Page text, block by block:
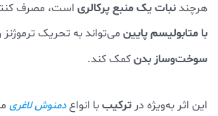
هرچندنبات یک منبع پرکالری است، مصرف
با متابولیسم پایین می‌تواند به تحریک ترموژنز
سوخت‌وساز بدنکمک کند.
این اثر به‌ویژه در ترکیببا انواعدمنوش لاغری